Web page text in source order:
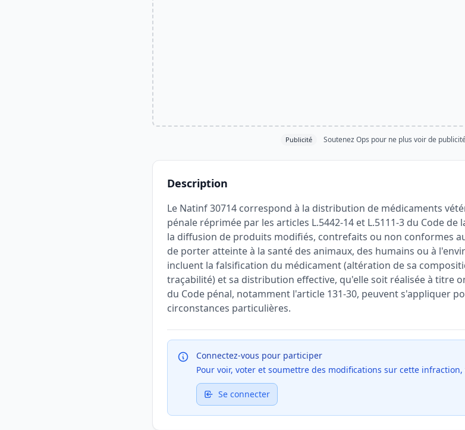
Publicité Soutenez Ops pour ne plus voir de
Description
Le Natinf 30714 correspond à la distribution de médicaments
pénale réprimée par les articles L.5442-14 et L.5111-3 du Code
la diffusion de produits modifiés, contrefaits ou non conformes
de porter atteinte à la santé des animaux, des humains ou à
incluent la falsification du médicament (altération de sa
traçabilité) et sa distribution effective, qu'elle soit réalisée à titre
du Code pénal, notamment l'article 131-30, peuvent s'appliquer
circonstances particulières.
Connectez-vous pour participer
Pour voir, voter et soumettre des modifications sur cette infraction,
Se connecter